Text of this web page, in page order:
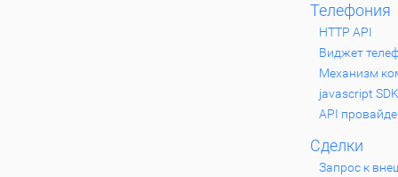
Телефония
HTTP API
Виджет
Механизм
javascript
API
Сделки
Запрос к